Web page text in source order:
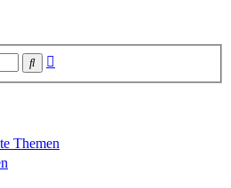
Suche
Themen